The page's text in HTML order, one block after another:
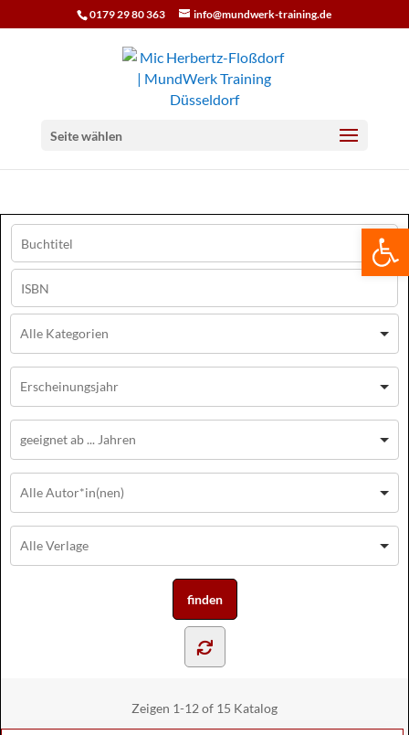
0179 29 80 363 info@mundwerk-training.de
Seite wählen
Zeigen 1-12 of 15 Katalog